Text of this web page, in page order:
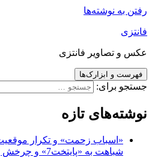
رفتن به نوشته‌ها
فانتزی
عکس و تصاویر فانتزی
فهرست و ابزارک‌ها
جستجو برای:
نوشته‌های تازه
«اسباب زحمت» و تکرار
شباهت به «پایتخت7» و چرخش بر مدار تکرار